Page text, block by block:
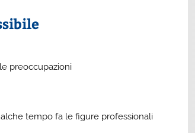
preoccupazioni
tempo fa le figure professionali